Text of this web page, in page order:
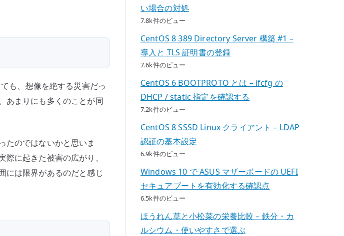
も、想像を絶する災害だっ
あまりにも多くのことが同
たのではないかと思いま
に起きた被害の広がり、
には限界があるのだと感じ
い場合の対処
7.8k件のビュー
CentOS 8 389 Directory Server 構築 #1 –
導入と TLS 証明書の登録
7.6k件のビュー
CentOS 6 BOOTPROTO とは – ifcfg の
DHCP / static 指定を確認する
7.2k件のビュー
CentOS 8 SSSD Linux クライアント – LDAP
認証の基本設定
6.9k件のビュー
Windows 10 で ASUS マザーボードの UEFI
セキュアブートを有効化する確認点
6.5k件のビュー
ほうれん草と小松菜の栄養比較 – 鉄分・カ
ルシウム・使いやすさで選ぶ